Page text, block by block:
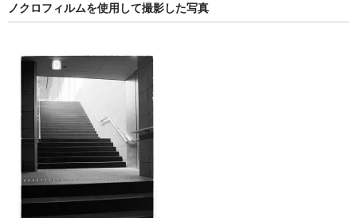
ノクロフィルムを使用して撮影した写真